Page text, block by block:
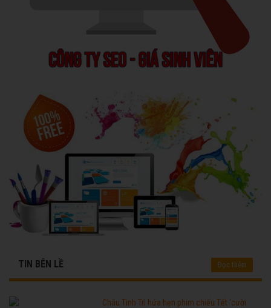
TIN BÊN LỀ Đọc thêm
Châu Tinh Trì hứa hẹn phim chiếu Tết 'cười